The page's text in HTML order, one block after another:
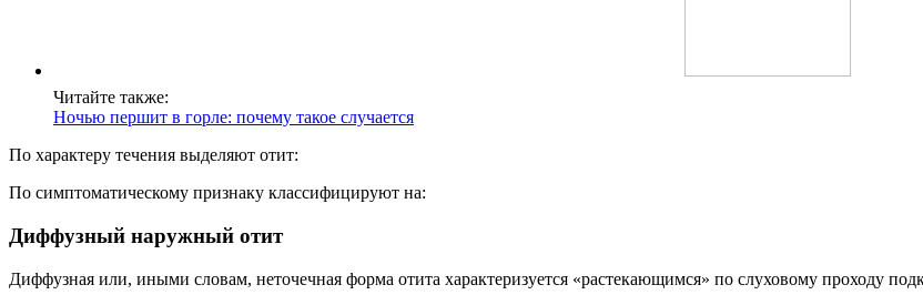
Читайте также:
Ночью першит в горле: почему такое случается
По характеру течения выделяют отит:
По симптоматическому признаку классифицируют на:
Диффузный наружный отит
Диффузная или, иными словам, неточечная форма отита характеризуется «растекающимся» по слуховому проходу